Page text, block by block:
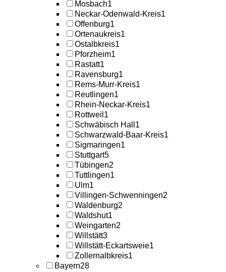
Mosbach1
Neckar-Odenwald-Kreis1
Offenburg1
Ortenaukreis1
Ostalbkreis1
Pforzheim1
Rastatt1
Ravensburg1
Rems-Murr-Kreis1
Reutlingen1
Rhein-Neckar-Kreis1
Rottweil 1
Schwäbisch Hall 1
Schwarzwald-Baar-Kreis1
Sigmaringen1
Stuttgart5
Tübingen2
Tuttlingen1
Ulm1
Villingen-Schwenningen2
Waldenburg2
Waldshut1
Weingarten2
Willstätt3
Willstätt-Eckartsweie1
Zollernalbkreis1
Bayern28